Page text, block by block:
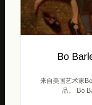
Bo
来自美国艺术家
品。 Bo